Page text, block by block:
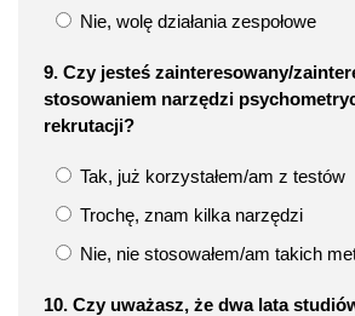
Nie, wolę działania zespołowe
9. Czy jesteś zainteresowany/
stosowaniem narzędzi
rekrutacji?
Tak, już korzystałem/am z testów
Trochę, znam kilka narzędzi
Nie, nie stosowałem/am takich
10. Czy uważasz, że dwa lata